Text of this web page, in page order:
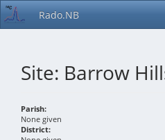
Rado.NB
Site: Barrow
Parish:
None given
District: